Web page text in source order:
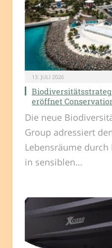
13. JULI 2026
eröffnet
Die neue
Group adressiert
Lebensräume durch
in sensiblen…